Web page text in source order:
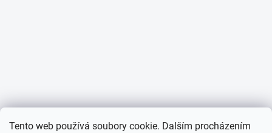
Tento web používá soubory cookie. Dalším procházením